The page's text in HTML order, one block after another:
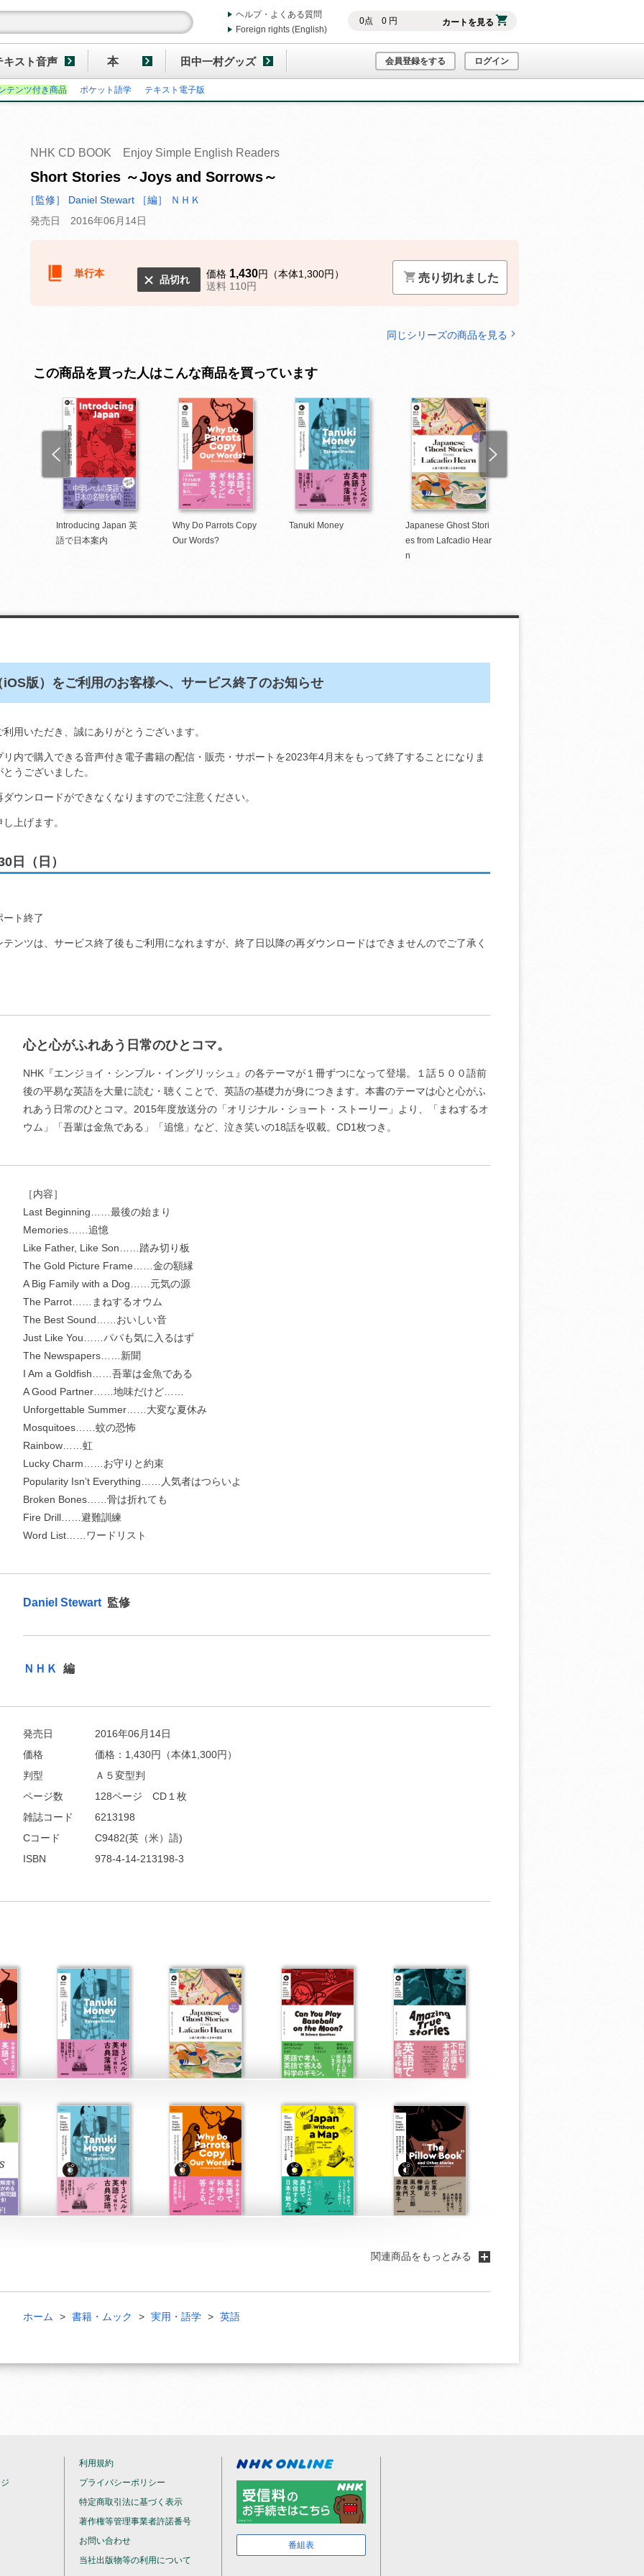
0点 0円 カートを見る
ヘルプ・よくある質問
Foreign rights (English)
キスト音声 本 田中一村グッズ 会員登録をする ログイン
テンツ付き商品 ポケット語学 テキスト電子版
お支払いに進む
NHK CD BOOK Enjoy Simple English Readers
Short Stories ～Joys and Sorrows～
［監修］ Daniel Stewart
［編］ ＮＨＫ
発売日 2016年06月14日
単行本
品切れ 価格 1,430円（本体1,300円）
送料 110円
売り切れました
同じシリーズの商品を見る
この商品を買った人はこんな商品を買っています
Introducing Japan 英
語で日本案内
Why Do Parrots Copy
Our Words?
Tanuki Money
Japanese Ghost Stori
es from Lafcadio Hear
n
版）をご利用のお客様へ、サービス終了のお知らせ
用いただき、誠にありがとうございます。
内で購入できる音声付き電子書籍の配信・販売・サポートを2023年4月末をもって終了することになりま
うございました。
ウンロードができなくなりますのでご注意ください。
上げます。
日（日）
ト終了
ンツは、サービス終了後もご利用になれますが、終了日以降の再ダウンロードはできませんのでご了承く
心と心がふれあう日常のひとコマ。
NHK『エンジョイ・シンプル・イングリッシュ』の各テーマが１冊ずつになって登場。１話５００語前
後の平易な英語を大量に読む・聴くことで、英語の基礎力が身につきます。本書のテーマは心と心がふ
れあう日常のひとコマ。2015年度放送分の「オリジナル・ショート・ストーリー」より、「まねするオ
ウム」「吾輩は金魚である」「追憶」など、泣き笑いの18話を収載。CD1枚つき。
［内容］
Last Beginning……最後の始まり
Memories……追憶
Like Father, Like Son……踏み切り板
The Gold Picture Frame……金の額縁
A Big Family with a Dog……元気の源
The Parrot……まねするオウム
The Best Sound……おいしい音
Just Like You……パパも気に入るはず
The Newspapers……新聞
I Am a Goldfish……吾輩は金魚である
A Good Partner……地味だけど……
Unforgettable Summer……大変な夏休み
Mosquitoes……蚊の恐怖
Rainbow……虹
Lucky Charm……お守りと約束
Popularity Isn’t Everything……人気者はつらいよ
Broken Bones……骨は折れても
Fire Drill……避難訓練
Word List……ワードリスト
Daniel Stewart 監修
ＮＨＫ 編
発売日
2016年06月14日
価格
価格： 1,430円（本体1,300円）
判型
Ａ５変型判
ページ数
128ページ CD１枚
雑誌コード
6213198
Cコード
C9482(英（米）語)
ISBN
978-4-14-213198-3
関連商品をもっとみる
ホーム 書籍・ムック 実用・語学 英語
利用規約
プライバシーポリシー
特定商取引法に基づく表示
著作権等管理事業者許諾番号
お問い合わせ
当社出版物等の利用について
番組表